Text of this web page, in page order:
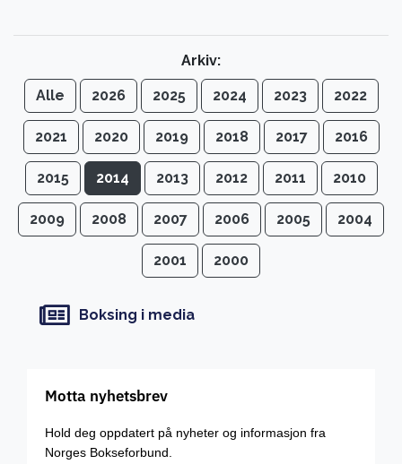
Arkiv:
Alle 2026 2025 2024 2023 2022
2021 2020 2019 2018 2017 2016
2015 2014 2013 2012 2011 2010
2009 2008 2007 2006 2005 2004
2001 2000
Boksing i media
Motta nyhetsbrev
Hold deg oppdatert på nyheter og informasjon fra
Norges Bokseforbund.